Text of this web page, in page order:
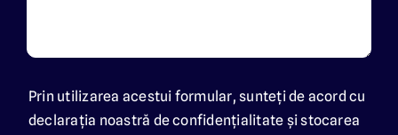
Prin utilizarea acestui formular, sunteți de acord cu
declarația noastră de confidențialitate și stocarea